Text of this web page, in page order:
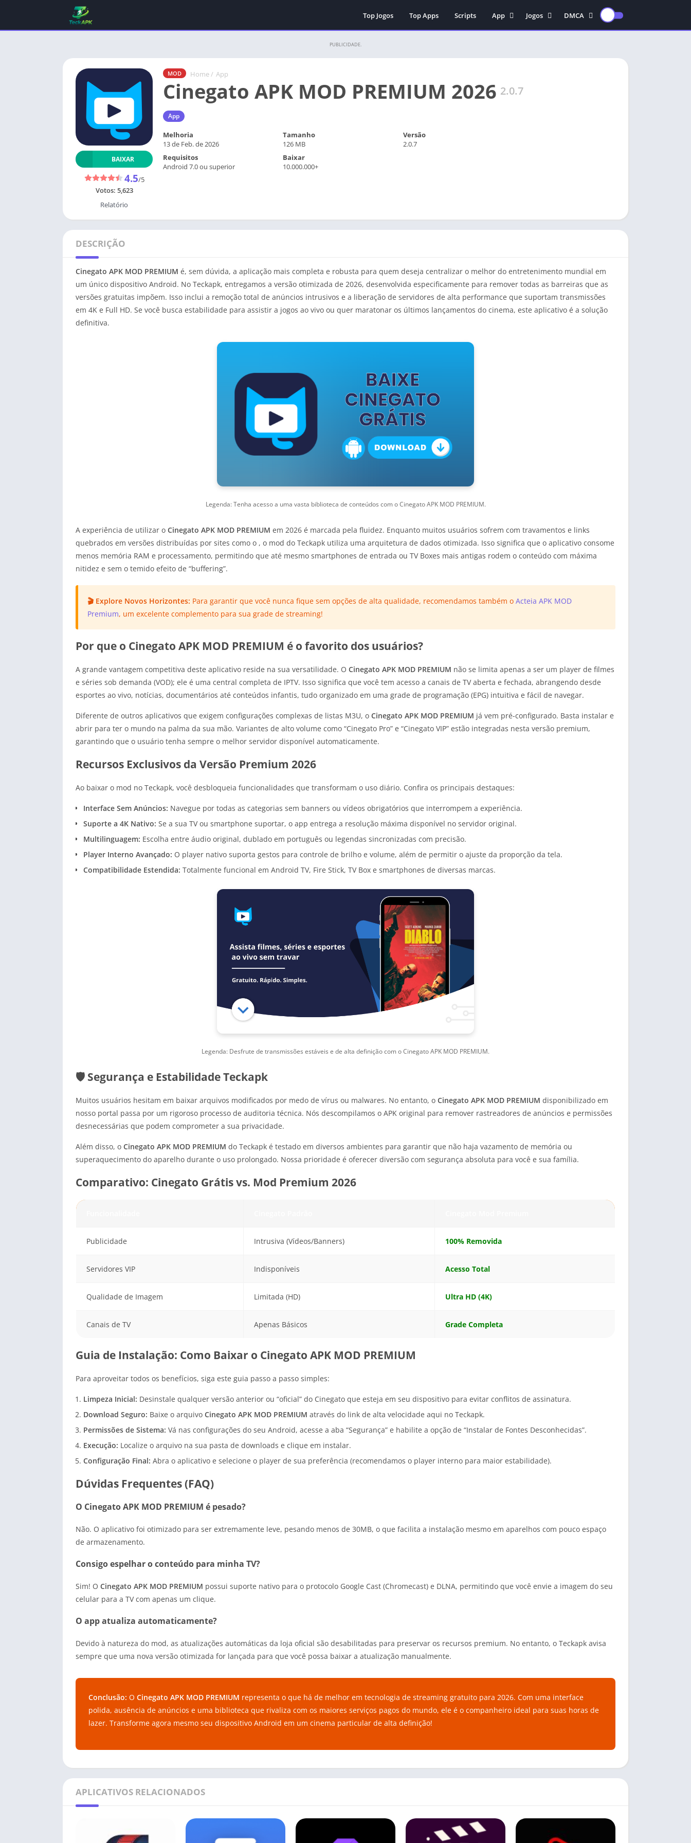
Top Jogos Top Apps Scripts
App
Educação
Musica
Jogos
Ação
DMCA
POLITICA DE
TERMOS DE USO
PUBLICIDADE.
MOD Home / App
Cinegato APK MOD PREMIUM 2026 2.0.7
App
BAIXAR
4.5/5
Votos: 5,623
Relatório
Melhoria
13 de Feb. de 2026
Tamanho
126 MB
Versão
2.0.7
Requisitos
Android 7.0 ou superior
Baixar
10.000.000+
DESCRIÇÃO
Cinegato APK MOD PREMIUM é, sem dúvida, a aplicação mais completa e robusta para quem deseja centralizar o melhor do entretenimento mundial em
um único dispositivo Android. No Teckapk, entregamos a versão otimizada de 2026, desenvolvida especificamente para remover todas as barreiras que as
versões gratuitas impõem. Isso inclui a remoção total de anúncios intrusivos e a liberação de servidores de alta performance que suportam transmissões
em 4K e Full HD. Se você busca estabilidade para assistir a jogos ao vivo ou quer maratonar os últimos lançamentos do cinema, este aplicativo é a solução
definitiva.
Legenda: Tenha acesso a uma vasta biblioteca de conteúdos com o Cinegato APK MOD PREMIUM.
A experiência de utilizar o Cinegato APK MOD PREMIUM em 2026 é marcada pela fluidez. Enquanto muitos usuários sofrem com travamentos e links
quebrados em versões distribuídas por sites como o , o mod do Teckapk utiliza uma arquitetura de dados otimizada. Isso significa que o aplicativo consome
menos memória RAM e processamento, permitindo que até mesmo smartphones de entrada ou TV Boxes mais antigas rodem o conteúdo com máxima
nitidez e sem o temido efeito de “buffering”.
🎬 Explore Novos Horizontes: Para garantir que você nunca fique sem opções de alta qualidade, recomendamos também o Acteia APK MOD
Premium, um excelente complemento para sua grade de streaming!
Por que o Cinegato APK MOD PREMIUM é o favorito dos usuários?
A grande vantagem competitiva deste aplicativo reside na sua versatilidade. O Cinegato APK MOD PREMIUM não se limita apenas a ser um player de filmes
e séries sob demanda (VOD); ele é uma central completa de IPTV. Isso significa que você tem acesso a canais de TV aberta e fechada, abrangendo desde
esportes ao vivo, notícias, documentários até conteúdos infantis, tudo organizado em uma grade de programação (EPG) intuitiva e fácil de navegar.
Diferente de outros aplicativos que exigem configurações complexas de listas M3U, o Cinegato APK MOD PREMIUM já vem pré-configurado. Basta instalar e
abrir para ter o mundo na palma da sua mão. Variantes de alto volume como “Cinegato Pro” e “Cinegato VIP” estão integradas nesta versão premium,
garantindo que o usuário tenha sempre o melhor servidor disponível automaticamente.
Recursos Exclusivos da Versão Premium 2026
Ao baixar o mod no Teckapk, você desbloqueia funcionalidades que transformam o uso diário. Confira os principais destaques:
Interface Sem Anúncios: Navegue por todas as categorias sem banners ou vídeos obrigatórios que interrompem a experiência.
Suporte a 4K Nativo: Se a sua TV ou smartphone suportar, o app entrega a resolução máxima disponível no servidor original.
Multilinguagem: Escolha entre áudio original, dublado em português ou legendas sincronizadas com precisão.
Player Interno Avançado: O player nativo suporta gestos para controle de brilho e volume, além de permitir o ajuste da proporção da tela.
Compatibilidade Estendida: Totalmente funcional em Android TV, Fire Stick, TV Box e smartphones de diversas marcas.
Legenda: Desfrute de transmissões estáveis e de alta definição com o Cinegato APK MOD PREMIUM.
🛡️ Segurança e Estabilidade Teckapk
Muitos usuários hesitam em baixar arquivos modificados por medo de vírus ou malwares. No entanto, o Cinegato APK MOD PREMIUM disponibilizado em
nosso portal passa por um rigoroso processo de auditoria técnica. Nós descompilamos o APK original para remover rastreadores de anúncios e permissões
desnecessárias que podem comprometer a sua privacidade.
Além disso, o Cinegato APK MOD PREMIUM do Teckapk é testado em diversos ambientes para garantir que não haja vazamento de memória ou
superaquecimento do aparelho durante o uso prolongado. Nossa prioridade é oferecer diversão com segurança absoluta para você e sua família.
Comparativo: Cinegato Grátis vs. Mod Premium 2026
Publicidade Intrusiva (Vídeos/Banners) 100% Removida
Servidores VIP Indisponíveis Acesso Total
Qualidade de Imagem Limitada (HD) Ultra HD (4K)
Canais de TV Apenas Básicos Grade Completa
Guia de Instalação: Como Baixar o Cinegato APK MOD PREMIUM
Para aproveitar todos os benefícios, siga este guia passo a passo simples:
Limpeza Inicial: Desinstale qualquer versão anterior ou “oficial” do Cinegato que esteja em seu dispositivo para evitar conflitos de assinatura.
Download Seguro: Baixe o arquivo Cinegato APK MOD PREMIUM através do link de alta velocidade aqui no Teckapk.
Permissões de Sistema: Vá nas configurações do seu Android, acesse a aba “Segurança” e habilite a opção de “Instalar de Fontes Desconhecidas”.
Execução: Localize o arquivo na sua pasta de downloads e clique em instalar.
Configuração Final: Abra o aplicativo e selecione o player de sua preferência (recomendamos o player interno para maior estabilidade).
Dúvidas Frequentes (FAQ)
O Cinegato APK MOD PREMIUM é pesado?
Não. O aplicativo foi otimizado para ser extremamente leve, pesando menos de 30MB, o que facilita a instalação mesmo em aparelhos com pouco espaço
de armazenamento.
Consigo espelhar o conteúdo para minha TV?
Sim! O Cinegato APK MOD PREMIUM possui suporte nativo para o protocolo Google Cast (Chromecast) e DLNA, permitindo que você envie a imagem do seu
celular para a TV com apenas um clique.
O app atualiza automaticamente?
Devido à natureza do mod, as atualizações automáticas da loja oficial são desabilitadas para preservar os recursos premium. No entanto, o Teckapk avisa
sempre que uma nova versão otimizada for lançada para que você possa baixar a atualização manualmente.
Conclusão: O Cinegato APK MOD PREMIUM representa o que há de melhor em tecnologia de streaming gratuito para 2026. Com uma interface
polida, ausência de anúncios e uma biblioteca que rivaliza com os maiores serviços pagos do mundo, ele é o companheiro ideal para suas horas de
lazer. Transforme agora mesmo seu dispositivo Android em um cinema particular de alta definição!
APLICATIVOS RELACIONADOS